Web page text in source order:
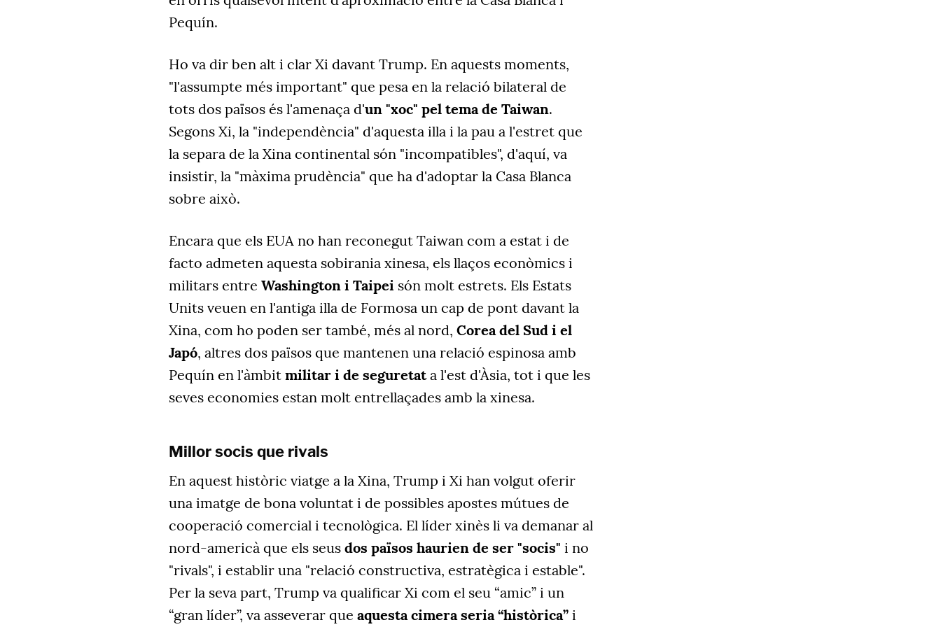
Pequín.
Ho va dir ben alt i clar Xi davant Trump. En aquests moments,
"l'assumpte més important" que pesa en la relació bilateral de
tots dos països és l'amenaça d'un "xoc" pel tema de Taiwan.
Segons Xi, la "independència" d'aquesta illa i la pau a l'estret que
la separa de la Xina continental són "incompatibles", d'aquí, va
insistir, la "màxima prudència" que ha d'adoptar la Casa Blanca
sobre això.
Encara que els EUA no han reconegut Taiwan com a estat i de
facto admeten aquesta sobirania xinesa, els llaços econòmics i
militars entre Washington i Taipei són molt estrets. Els Estats
Units veuen en l'antiga illa de Formosa un cap de pont davant la
Xina, com ho poden ser també, més al nord, Corea del Sud i el
Japó, altres dos països que mantenen una relació espinosa amb
Pequín en l'àmbit militar i de seguretata l'est d'Àsia, tot i que les
seves economies estan molt entrellaçades amb la xinesa.
Millor socis que rivals
En aquest històric viatge a la Xina, Trump i Xi han volgut oferir
una imatge de bona voluntat i de possibles apostes mútues de
cooperació comercial i tecnològica. El líder xinès li va demanar al
nord-americà que els seus dos països haurien de ser "socis" i no
"rivals", i establir una "relació constructiva, estratègica i estable".
Per la seva part, Trump va qualificar Xi com el seu “amic” i un
“gran líder”, va asseverar que aquesta cimera seria “històrica” i